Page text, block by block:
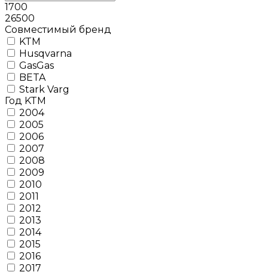
1700
26500
Совместимый бренд
KTM
Husqvarna
GasGas
BETA
Stark Varg
Год KTM
2004
2005
2006
2007
2008
2009
2010
2011
2012
2013
2014
2015
2016
2017